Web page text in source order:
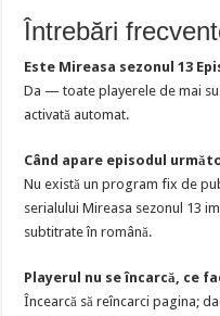
Întrebări
Este Mireasa sezonul 13
Da — toate playerele de mai
activată automat.
Când apare episodul
Nu există un program fix de
serialului Mireasa sezonul 13
subtitrate în română.
Playerul nu se încarcă, ce
Încearcă să reîncarci pagina;